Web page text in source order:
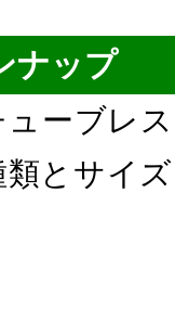
ナップ
ーブレ
とサイ